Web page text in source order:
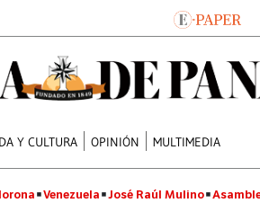
Y CULTURA OPINIÓN MULTIMEDIA
Venezuela José Raúl Mulino